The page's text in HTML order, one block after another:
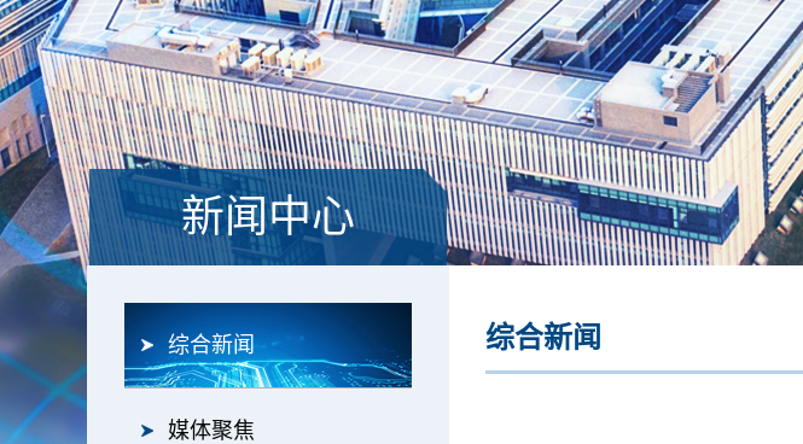
新闻中心
综合新闻
媒体聚焦
综合新闻